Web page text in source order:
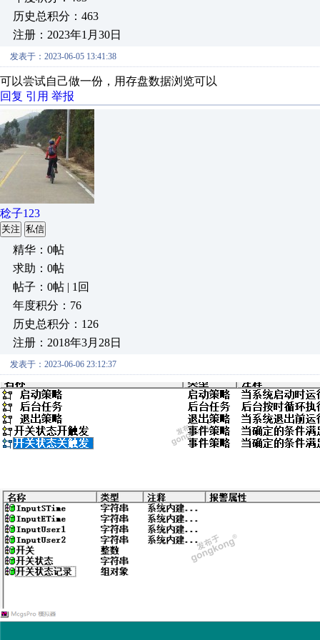
历史总积分：463
注册：2023年1月30日
发表于：2023-06-05 13:41:38
可以尝试自己做一份，用存盘数据浏览可以
回复 引用 举报
稔子123
关注 私信
精华：0帖
求助：0帖
帖子：0帖 | 1回
年度积分：76
历史总积分：126
注册：2018年3月28日
发表于：2023-06-06 23:12:37